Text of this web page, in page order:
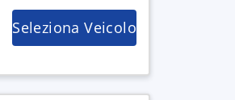
Seleziona Veicolo